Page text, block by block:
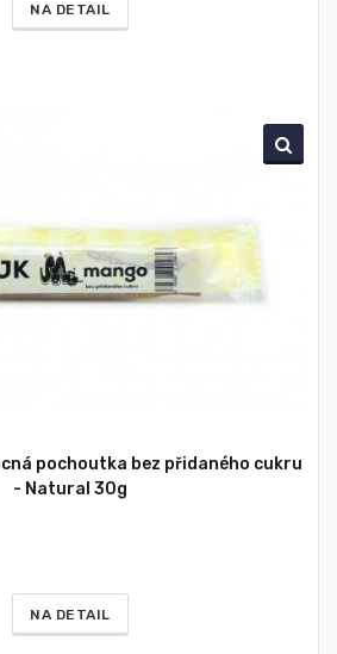
NA DETAIL
pochoutka bez přidaného cukru
- Natural 30g
NA DETAIL